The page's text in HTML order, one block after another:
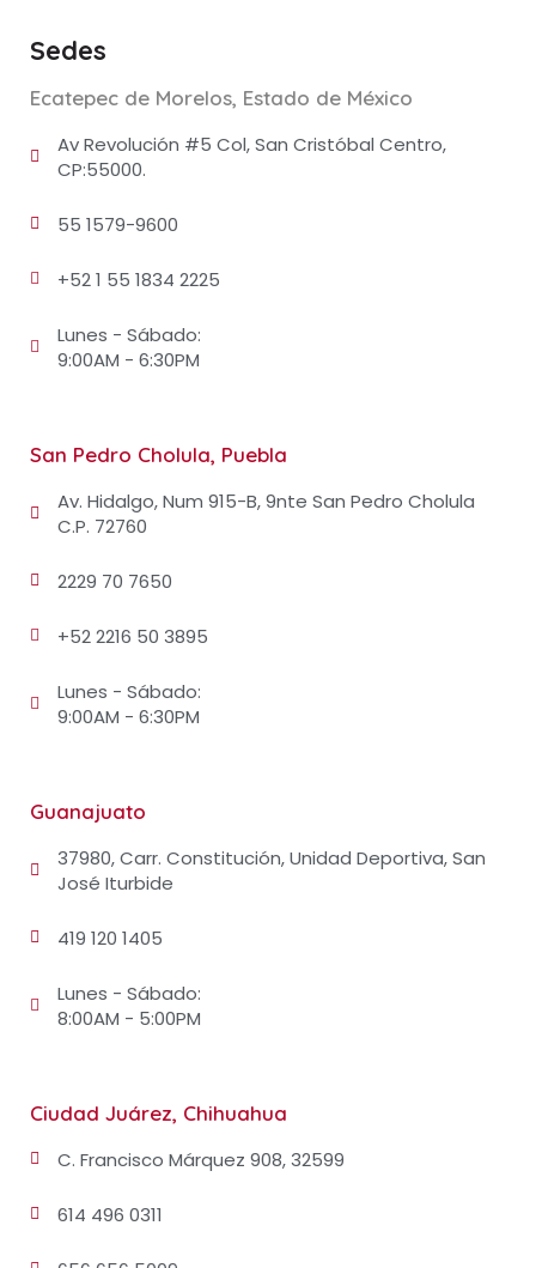
Sedes
Ecatepec de Morelos, Estado de México
Av Revolución #5 Col, San Cristóbal Centro,
CP:55000.
55 1579-9600
+52 1 55 1834 2225
Lunes - Sábado:
9:00AM - 6:30PM
San Pedro Cholula, Puebla
Av. Hidalgo, Num 915-B, 9nte San Pedro Cholula
C.P. 72760
2229 70 7650
+52 2216 50 3895
Lunes - Sábado:
9:00AM - 6:30PM
Guanajuato
37980, Carr. Constitución, Unidad Deportiva, San
José Iturbide
419 120 1405
Lunes - Sábado:
8:00AM - 5:00PM
Ciudad Juárez, Chihuahua
C. Francisco Márquez 908, 32599
614 496 0311